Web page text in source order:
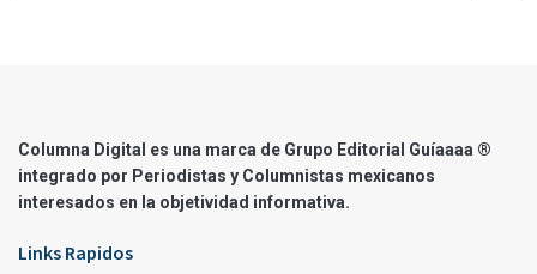
Columna Digital es una marca de Grupo Editorial Guíaaaa ®
integrado por Periodistas y Columnistas mexicanos
interesados en la objetividad informativa.
Links Rapidos